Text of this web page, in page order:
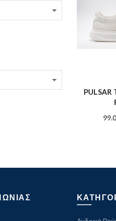
PULSAR